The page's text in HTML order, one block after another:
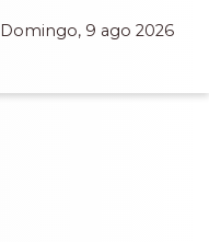
Domingo, 9 ago 2026